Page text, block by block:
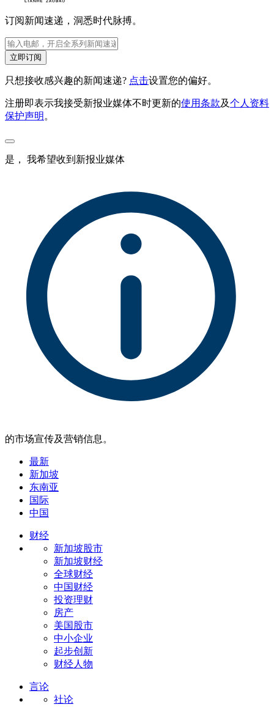
订阅新闻速递，洞悉时代脉搏。
立即订阅
只想接收感兴趣的新闻速递? 点击设置您的偏好。
注册即表示我接受新报业媒体不时更新的使用条款及个人资料
保护声明 。
是， 我希望收到新报业媒体
的市场宣传及营销信息。
最新
新加坡
东南亚
国际
中国
财经
新加坡股市
新加坡财经
全球财经
中国财经
投资理财
房产
美国股市
中小企业
起步创新
财经人物
言论
社论